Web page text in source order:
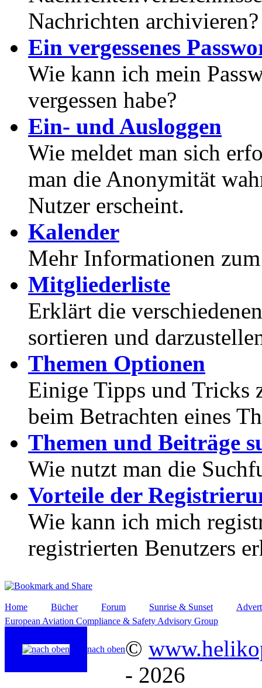
Nachrichten archivieren?
Ein vergessenes
Wie kann ich mein
vergessen habe?
Ein- und Ausloggen
Wie meldet man sich
man die Anonymität
Nutzer erscheint.
Kalender
Mehr Informationen
Mitgliederliste
Erklärt die
sortieren und
Themen Optionen
Einige Tipps und Tricks
beim Betrachten eines
Themen und Beiträge
Wie nutzt man die
Vorteile der
Wie kann ich mich
registrierten Benutzers
Home Bücher Forum Sunrise & Sunset
European Aviation Compliance & Safety Advisory Group
nach oben©
- 2026